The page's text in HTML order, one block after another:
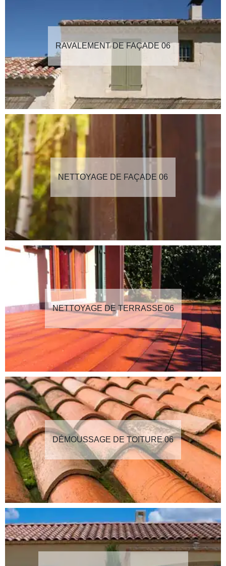
RAVALEMENT DE FAÇADE 06
NETTOYAGE DE FAÇADE 06
NETTOYAGE DE TERRASSE 06
DÉMOUSSAGE DE TOITURE 06